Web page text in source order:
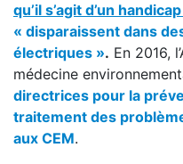
qu’il s’agit d’un
« disparaissent dans
électriques ». En 2016,
médecine
directrices pour la
traitement des
aux CEM.